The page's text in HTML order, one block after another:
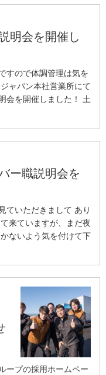
明会を開催し
すので体調管理は気を
ャパン本社営業所にて
会を開催しました！ 土
ー職説明会を
ていただきまして あり
来ていますが、まだ夜
ないよう気を付けて下
ープの採用ホームペー